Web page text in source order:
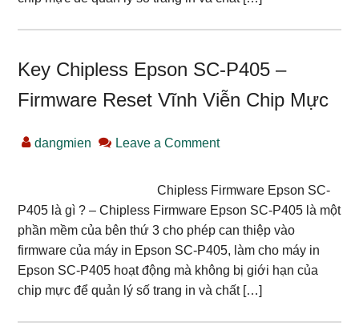
Key Chipless Epson SC-P405 –
Firmware Reset Vĩnh Viễn Chip Mực
dangmien Leave a Comment
Chipless Firmware Epson SC-
P405 là gì ? – Chipless Firmware Epson SC-P405 là một
phần mềm của bên thứ 3 cho phép can thiệp vào
firmware của máy in Epson SC-P405, làm cho máy in
Epson SC-P405 hoạt động mà không bị giới hạn của
chip mực để quản lý số trang in và chất […]